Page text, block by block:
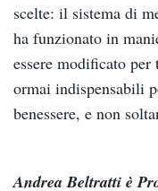
scelte: il sistema di
ha funzionato in
essere modificato
ormai indispensabili
benessere, e non
Andrea Beltratti è